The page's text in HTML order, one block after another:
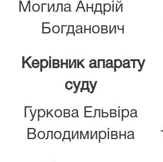
Могила Андрій
Богданович
Керівник апарату
суду
Гуркова Ельвіра
Володимирівна